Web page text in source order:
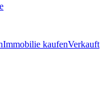
Immobilie kaufenVerkauft